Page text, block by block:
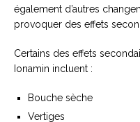
également d’autres
provoquer des effets
Certains des effets
Ionamin incluent :
Bouche sèche
Vertiges